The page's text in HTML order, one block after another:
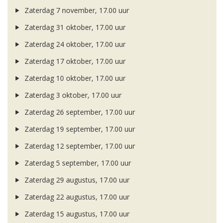
Zaterdag 7 november, 17.00 uur
Zaterdag 31 oktober, 17.00 uur
Zaterdag 24 oktober, 17.00 uur
Zaterdag 17 oktober, 17.00 uur
Zaterdag 10 oktober, 17.00 uur
Zaterdag 3 oktober, 17.00 uur
Zaterdag 26 september, 17.00 uur
Zaterdag 19 september, 17.00 uur
Zaterdag 12 september, 17.00 uur
Zaterdag 5 september, 17.00 uur
Zaterdag 29 augustus, 17.00 uur
Zaterdag 22 augustus, 17.00 uur
Zaterdag 15 augustus, 17.00 uur